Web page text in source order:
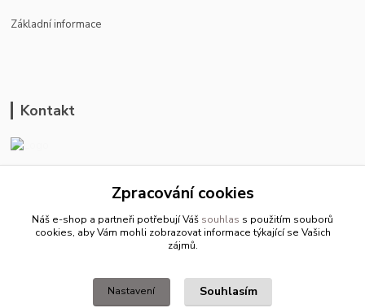
Základní informace
Kontakt
+420 799 500 769
pracovní dny 8-11hod.,13-15hod.
Zpracování cookies
Náš e-shop a partneři potřebují Váš souhlas s použitím souborů
cookies, aby Vám mohli zobrazovat informace týkající se Vašich
zájmů.
Nastavení Souhlasím